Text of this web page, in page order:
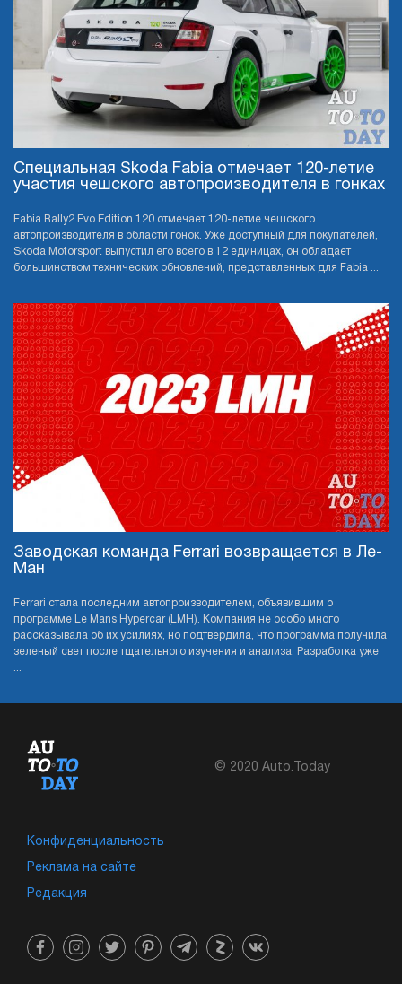
Специальная Skoda Fabia отмечает 120-летие
участия чешского автопроизводителя в гонках
Fabia Rally2 Evo Edition 120 отмечает 120-летие чешского
автопроизводителя в области гонок. Уже доступный для покупателей,
Skoda Motorsport выпустил его всего в 12 единицах, он обладает
большинством технических обновлений, представленных для Fabia ...
Заводская команда Ferrari возвращается в Ле-
Ман
Ferrari стала последним автопроизводителем, объявившим о
программе Le Mans Hypercar (LMH). Компания не особо много
рассказывала об их усилиях, но подтвердила, что программа получила
зеленый свет после тщательного изучения и анализа. Разработка уже
© 2020 Auto.Today
Конфиденциальность
Реклама на сайте
Редакция